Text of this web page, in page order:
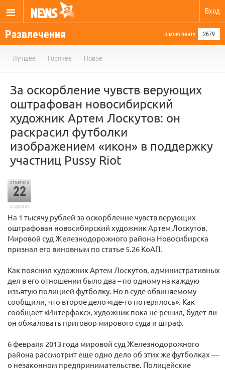
Вход
Развлечения в мою ленту 2679
Лучшее Горячее Новое
За оскорбление чувств верующих
оштрафован новосибирский
художник Артем Лоскутов: он
раскрасил футболки
изображением «икон» в поддержку
участниц Pussy Riot
отметили
22
в архиве
На 1 тысячу рублей за оскорбление чувств верующих
оштрафован новосибирский художник Артем Лоскутов.
Мировой суд Железнодорожного района Новосибирска
признал его виновным по статье 5.26 КоАП.
Как пояснил художник Артем Лоскутов, административных
дел в его отношении было два – по одному на каждую
изъятую полицией футболку. Но в суде обвиняемому
сообщили, что второе дело «где-то потерялось». Как
сообщает «Интерфакс», художник пока не решил, будет ли
он обжаловать приговор мирового суда и штраф.
6 февраля 2013 года мировой суд Железнодорожного
района рассмотрит еще одно дело об этих же футболках —
о незаконном предпринимательстве. Полицейские